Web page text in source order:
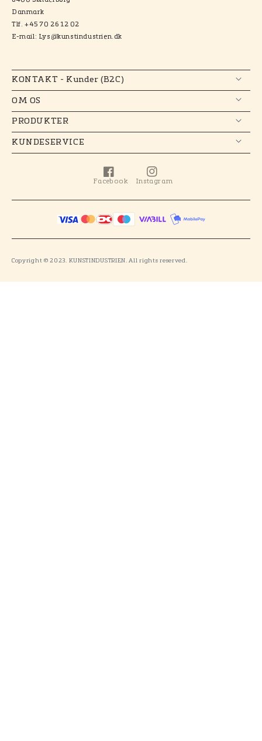
Danmark
Tlf. +45 70 26 12 02
E-mail: Lys@kunstindustrien.dk
KONTAKT - Kunder (B2C)
OM OS
PRODUKTER
KUNDESERVICE
Facebook
Facebook
Instagram
Instagram
Copyright © 2023. KUNSTINDUSTRIEN. All rights reserved.